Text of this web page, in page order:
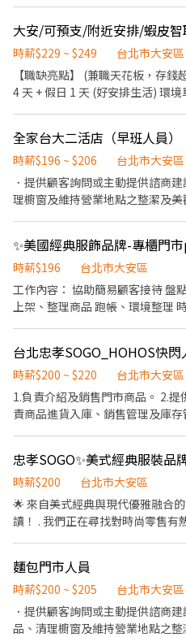
時薪$229 ~ $249
台北市大安區
【職缺亮點】 (兼職天花板，存
4 天 + 假日 1 天 (好安排生活) 環
運包裹 維持門市環境整潔 無人商
(就像外送員一樣，穿梭在不同店
別固定，不輪班) 早班： 07:00～
17:30～23:30 或 18:30～22:30 【
市大安區復興南路二段360號1樓 大安潮州 -
州街90號1樓 大安文昌 - 智取店 台
1樓 大安誠安 - 智取店 台北市大
樓
全家台大二活店（早班人員）
時薪$196 ~ $206
台北市大安區
．提供顧客詢問或主動提供諮商
理櫥窗及維持營業地點之整潔及
束營業前，統計銷售情形、盤點
時薪$196
台北市大安區
工作內容： 協助簡易顧客接待 盤
上架、整理商品 跑帳、環境整理
新：196/hr
時薪$200 ~ $220
台北市大安區
1.負責介紹及銷售門市商品。 2.
責商品進貨入庫、銷售管理及庫
間依百貨時間調整
時薪$200
台北市大安區
🌟 來自美式經典與現代優雅融合
讀！ . 我們正在尋找對時尚零售有
存管理 4.其餘主管交辦事項 . 【
約4-5天 配合百貨營業時間輪班制
市大安區忠孝東路四段45號4樓 .
@969playo 或來電預約：02-
麵包門市人員
時薪$200 ~ $205
台北市大安區
．提供顧客詢問或主動提供諮商
品、清理櫥窗及維持營業地點之